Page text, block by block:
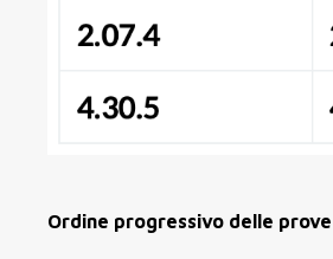
Ordine progressivo delle prove